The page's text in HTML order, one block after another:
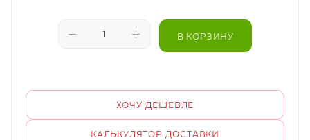
В КОРЗИНУ
ХОЧУ ДЕШЕВЛЕ
КАЛЬКУЛЯТОР ДОСТАВКИ